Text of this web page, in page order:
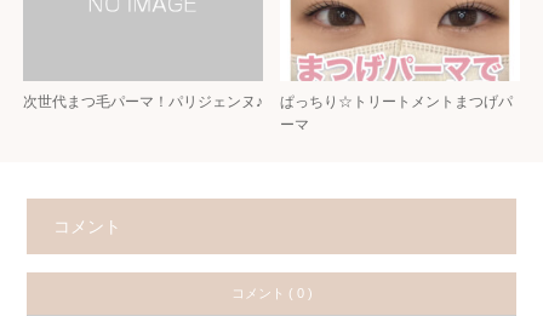
次世代まつ毛パーマ！パリジェンヌ♪
ぱっちり☆トリートメントまつげパ
ーマ
コメント
コメント ( 0 )